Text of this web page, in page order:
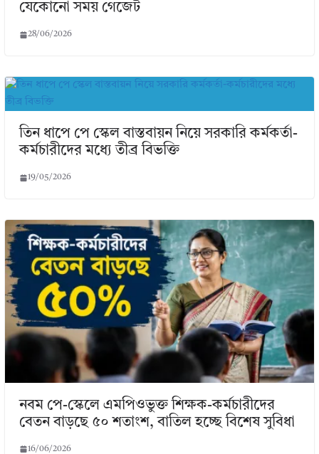
যেকোনো সময় গেজেট
28/06/2026
তিন ধাপে পে স্কেল বাস্তবায়ন নিয়ে সরকারি কর্মকর্তা-
কর্মচারীদের মধ্যে তীব্র বিভক্তি
19/05/2026
নবম পে-স্কেলে এমপিওভুক্ত শিক্ষক-কর্মচারীদের
বেতন বাড়ছে ৫০ শতাংশ, বাতিল হচ্ছে বিশেষ সুবিধা
16/06/2026